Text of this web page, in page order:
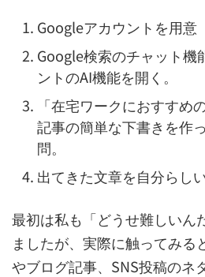
Googleアカウントを用意
Google検索のチャット機
ントのAI機能を開く。
「在宅ワークにおすすめ
記事の簡単な下書きを作
問。
出てきた文章を自分らし
最初は私も「どうせ難しいん
ましたが、実際に触ってみる
やブログ記事、SNS投稿のネ